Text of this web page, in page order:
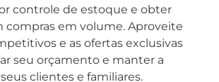
controle de estoque e obter
compras em volume. Aproveite
e as ofertas exclusivas
seu orçamento e manter a
clientes e familiares.